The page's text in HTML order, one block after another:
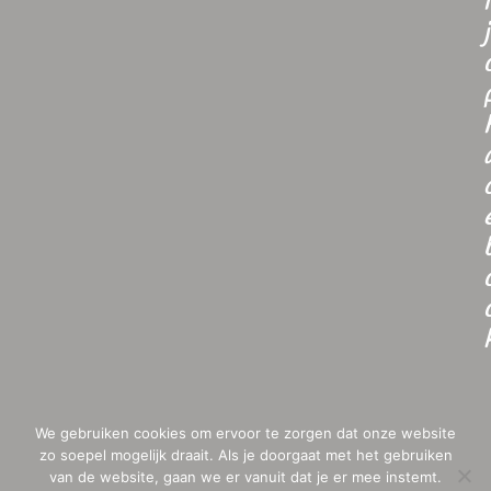
j
We gebruiken cookies om ervoor te zorgen dat onze website
zo soepel mogelijk draait. Als je doorgaat met het gebruiken
van de website, gaan we er vanuit dat je er mee instemt.